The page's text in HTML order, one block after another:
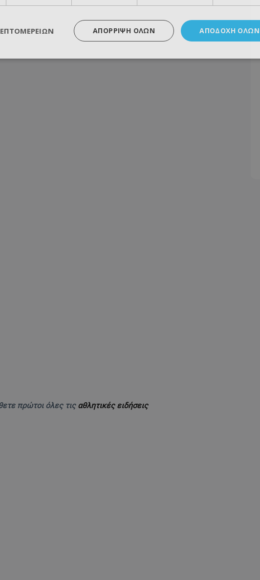
πρώτοι όλες τις αθλητικές ειδήσεις
ΑΠΟΔΟΧΉ ΌΛΩΝ
ΑΠΌΡΡΙΨΗ ΌΛΩΝ